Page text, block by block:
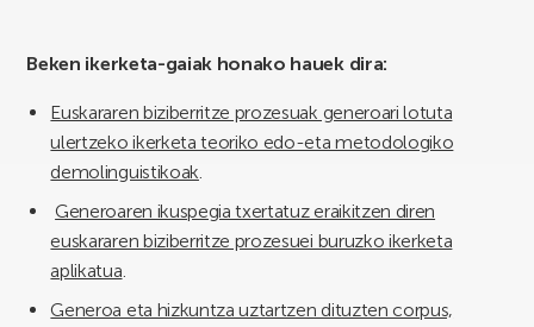
Beken ikerketa-gaiak honako hauek dira:
Euskararen biziberritze prozesuak generoari lotuta
ulertzeko ikerketa teoriko edo-eta metodologiko
demolinguistikoak.
Generoaren ikuspegia txertatuz eraikitzen diren
euskararen biziberritze prozesuei buruzko ikerketa
aplikatua.
Generoa eta hizkuntza uztartzen dituzten corpus,